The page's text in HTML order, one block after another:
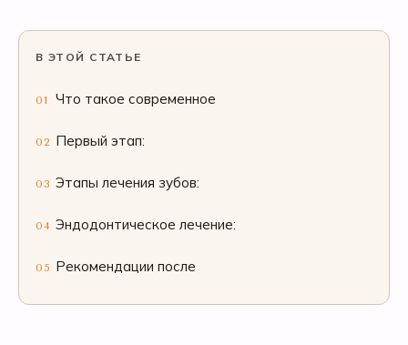
В ЭТОЙ СТАТЬЕ
01 Что такое современное
02 Первый этап:
03 Этапы лечения зубов:
04 Эндодонтическое лечение:
05 Рекомендации после